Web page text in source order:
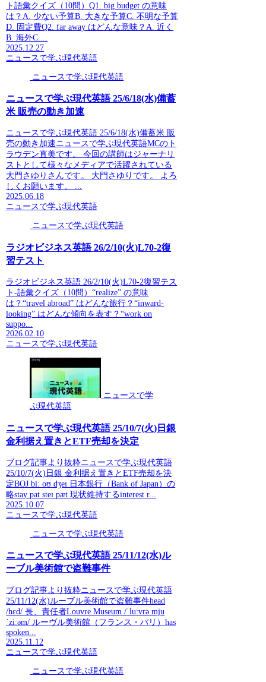
ト語彙クイズ（10問）Q1. big budget の意味
は？A. 少ない予算B. 大きな予算C. 不明な予算
D. 固定費Q2. far away はどんな意味？A. 近く
B. 海外C....
2025.12.27
ニュースで学ぶ現代英語
ニュースで学ぶ現代英語
ニュースで学ぶ現代英語 25/6/18(水)備蓄
米 販売の動き加速
ニュースで学ぶ現代英語 25/6/18(水)備蓄米 販
売の動き加速ニュースで学ぶ現代英語MCのト
ラウデン直美です。 今回の講師はジャーナリ
ストとして様々なメディアで活躍されている
大門さゆりさんです。 大門さゆりです。 よろ
しくお願います。 ...
2025.06.18
ニュースで学ぶ現代英語
ニュースで学ぶ現代英語
ラジオビジネス英語 26/2/10(火)L70-2復
習テスト
ラジオビジネス英語 26/2/10(火)L70-2復習テス
ト-語彙クイズ（10問）“realize” の意味
は？“travel abroad” はどんな旅行？“inward-
looking” はどんな傾向を表す？“work on
suppo...
2026.02.10
ニュースで学ぶ現代英語
ニュースで学
ぶ現代英語
ニュースで学ぶ現代英語 25/10/7(火)日銀
金利据え置きとETF売却を決定
ブログ記事より抜粋ニュースで学ぶ現代英語
25/10/7(火)日銀 金利据え置きとETF売却を決
定BOJ biː oʊ dʒeɪ 日本銀行（Bank of Japan）の
略stay pat steɪ pæt 現状維持するinterest r...
2025.10.07
ニュースで学ぶ現代英語
ニュースで学ぶ現代英語
ニュースで学ぶ現代英語 25/11/12(水)ル
ーブル美術館で盗難事件
ブログ記事より抜粋ニュースで学ぶ現代英語
25/11/12(水)ルーブル美術館で盗難事件head
/hɛd/ 長、責任者Louvre Museum /ˈluːvrə mju
ˈziːəm/ ルーヴル美術館（フランス・パリ）has
spoken...
2025.11.12
ニュースで学ぶ現代英語
ニュースで学ぶ現代英語